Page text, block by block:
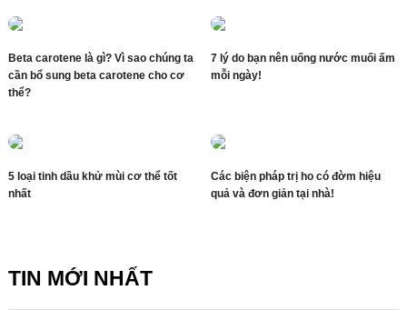
Beta carotene là gì? Vì sao chúng ta
cần bổ sung beta carotene cho cơ
thể?
7 lý do bạn nên uống nước muối ấm
mỗi ngày!
5 loại tinh dầu khử mùi cơ thể tốt
nhất
Các biện pháp trị ho có đờm hiệu
quả và đơn giản tại nhà!
TIN MỚI NHẤT